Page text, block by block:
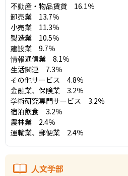
不動産・物品賃貸　16.1％
卸売業　13.7％
小売業　11.3％
製造業　10.5％
建設業　9.7％
情報通信業　8.1％
生活関連　7.3％
その他サービス　4.8％
金融業、保険業　3.2％
学術研究専門サービス　3.2％
宿泊飲食　3.2％
農林業　2.4％
運輸業、郵便業　2.4％
人文学部